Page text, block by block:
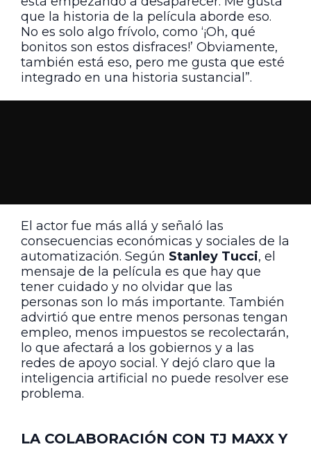
que la historia de la película aborde eso.
No es solo algo frívolo, como ‘¡Oh, qué
bonitos son estos disfraces!’ Obviamente,
también está eso, pero me gusta que esté
integrado en una historia sustancial”.
El actor fue más allá y señaló las
consecuencias económicas y sociales de la
automatización. Según Stanley Tucci, el
mensaje de la película es que hay que
tener cuidado y no olvidar que las
personas son lo más importante. También
advirtió que entre menos personas tengan
empleo, menos impuestos se recolectarán,
lo que afectará a los gobiernos y a las
redes de apoyo social. Y dejó claro que la
inteligencia artificial no puede resolver ese
problema.
LA COLABORACIÓN CON TJ MAXX Y